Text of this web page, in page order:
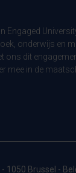
Engaged
onderwijs en
ons dit
mee in de
- 1050 Brussel -